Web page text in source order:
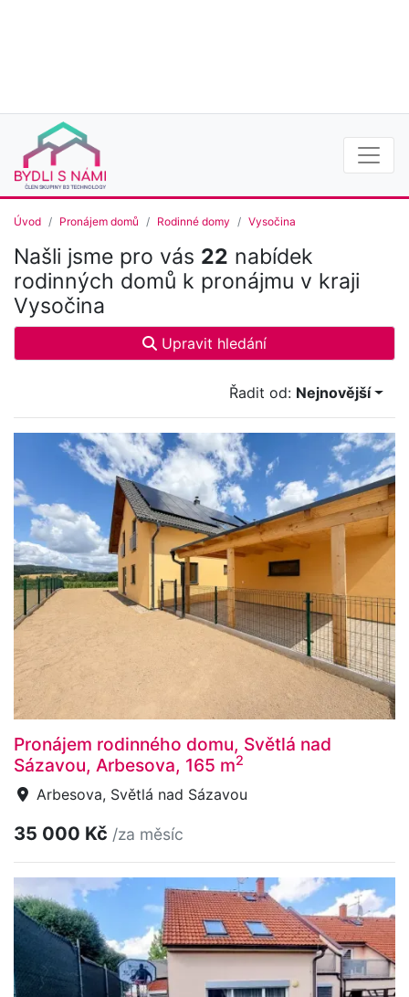
Úvod Pronájem domů Rodinné domy Vysočina
Našli jsme pro vás 22 nabídek
rodinných domů k pronájmu v kraji
Vysočina
Upravit hledání
Řadit od: Nejnovější
Pronájem rodinného domu, Světlá nad
Sázavou, Arbesova, 165 m2
Arbesova, Světlá nad Sázavou
35 000 Kč /za měsíc